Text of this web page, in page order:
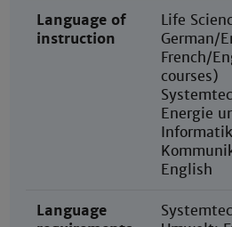
Language of
instruction
Life
German/
French/
courses)
Energie
English
Language